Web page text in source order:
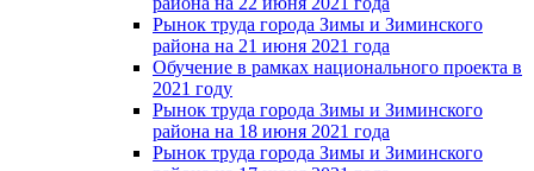
Рынок труда города Зимы и Зиминского
района на 21 июня 2021 года
Обучение в рамках национального проекта в
2021 году
Рынок труда города Зимы и Зиминского
района на 18 июня 2021 года
Рынок труда города Зимы и Зиминского